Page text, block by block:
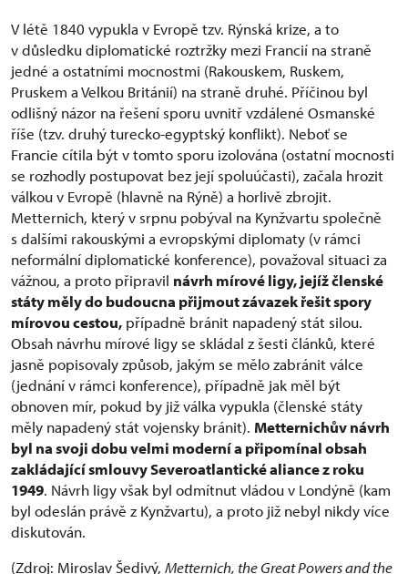
V létě 1840 vypukla v Evropě tzv. Rýnská krize, a to
v důsledku diplomatické roztržky mezi Francií na straně
jedné a ostatními mocnostmi (Rakouskem, Ruskem,
Pruskem a Velkou Británií) na straně druhé. Příčinou byl
odlišný názor na řešení sporu uvnitř vzdálené Osmanské
říše (tzv. druhý turecko-egyptský konflikt). Neboť se
Francie cítila být v tomto sporu izolována (ostatní mocnosti
se rozhodly postupovat bez její spoluúčasti), začala hrozit
válkou v Evropě (hlavně na Rýně) a horlivě zbrojit.
Metternich, který v srpnu pobýval na Kynžvartu společně
s dalšími rakouskými a evropskými diplomaty (v rámci
neformální diplomatické konference), považoval situaci za
vážnou, a proto připravil návrh mírové ligy, jejíž členské
státy měly do budoucna přijmout závazek řešit spory
mírovou cestou, případně bránit napadený stát silou.
Obsah návrhu mírové ligy se skládal z šesti článků, které
jasně popisovaly způsob, jakým se mělo zabránit válce
(jednání v rámci konference), případně jak měl být
obnoven mír, pokud by již válka vypukla (členské státy
měly napadený stát vojensky bránit). Metternichův návrh
byl na svoji dobu velmi moderní a připomínal obsah
zakládající smlouvy Severoatlantické aliance z roku
1949. Návrh ligy však byl odmítnut vládou v Londýně (kam
byl odeslán právě z Kynžvartu), a proto již nebyl nikdy více
diskutován.
(Zdroj: Miroslav Šedivý, Metternich, the Great Powers and the